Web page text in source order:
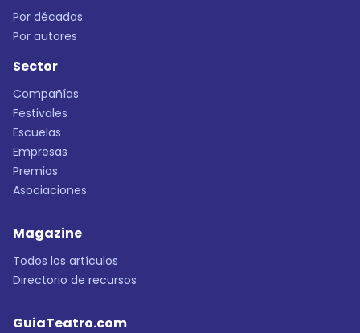
Por décadas
Por autores
Sector
Compañías
Festivales
Escuelas
Empresas
Premios
Asociaciones
Magazine
Todos los artículos
Directorio de recursos
GuiaTeatro.com